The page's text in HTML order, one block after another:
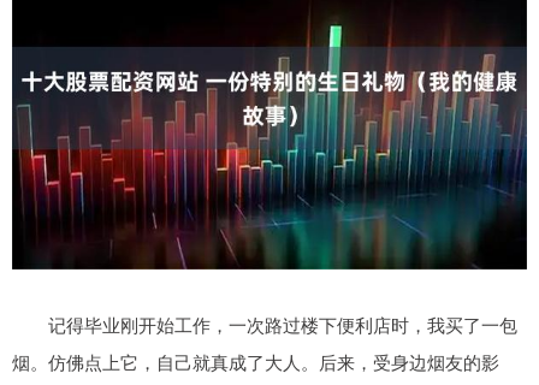
记得毕业刚开始工作，一次路过楼下便利店时，我买了一包
烟。仿佛点上它，自己就真成了大人。后来，受身边烟友的影